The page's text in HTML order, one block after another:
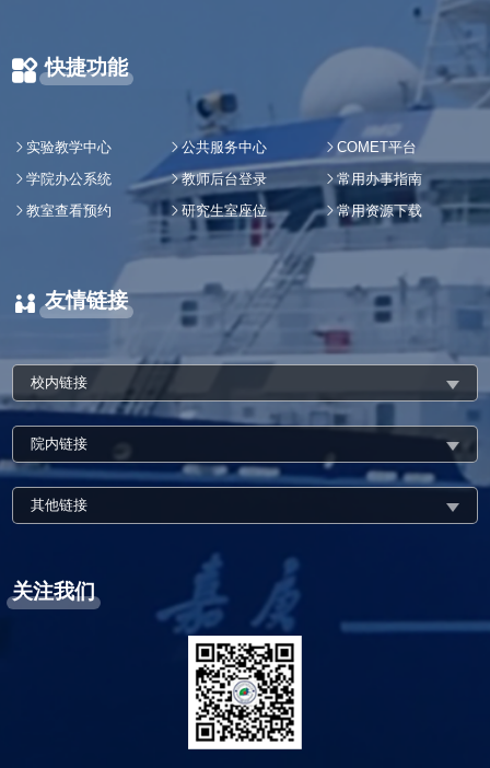
快捷功能
实验教学中心 公共服务中心
COMET平台
学院办公系统
教师后台登录
常用办事指南
教室查看预约
研究生室座位 常用资源下载
友情链接
校内链接
院内链接
其他链接
关注我们